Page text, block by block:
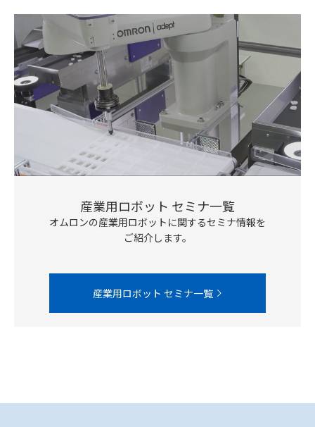
産業用ロボット セミナ一覧
オムロンの産業用ロボットに関するセミナ情報を
ご紹介します。
産業用ロボット セミナ一覧